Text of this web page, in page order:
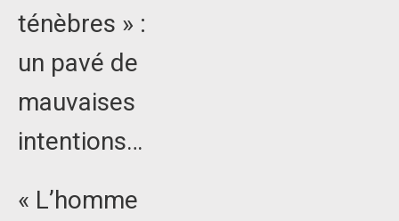
ténèbres » :
un pavé de
mauvaises
intentions…
« L’homme